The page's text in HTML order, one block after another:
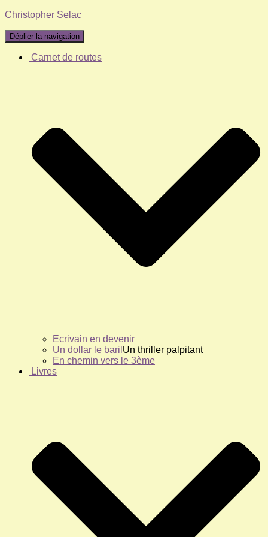
Christopher Selac
Déplier la navigation
Carnet de routes
Ecrivain en devenir
Un dollar le baril Un thriller palpitant
En chemin vers le 3ème
Livres